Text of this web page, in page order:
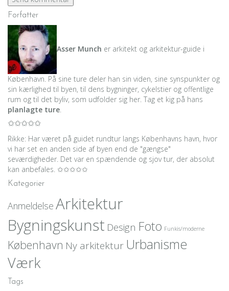
Forfatter
Asser Munch er arkitekt og arkitektur-guide i
København. På sine ture deler han sin viden, sine synspunkter og
sin kærlighed til byen, til dens bygninger, cykelstier og offentlige
rum og til det byliv, som udfolder sig her. Tag et kig på hans
planlagte ture.
✩✩✩✩✩
Rikke: Har været på guidet rundtur langs Københavns havn, hvor
vi har set en anden side af byen end de "gængse"
seværdigheder. Det var en spændende og sjov tur, der absolut
kan anbefales. ✩✩✩✩✩
Kategorier
Anmeldelse Arkitektur
Bygningskunst Design Foto Funkis/moderne
København Ny arkitektur Urbanisme
Værk
Tags